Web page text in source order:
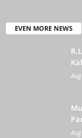
EVEN MORE NEWS